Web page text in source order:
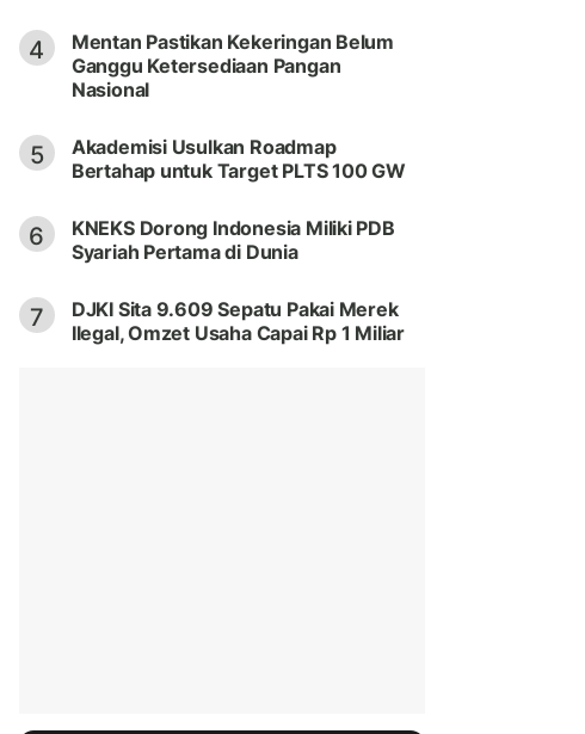
4
Mentan Pastikan Kekeringan Belum
Ganggu Ketersediaan Pangan
Nasional
5
Akademisi Usulkan Roadmap
Bertahap untuk Target PLTS 100 GW
6
KNEKS Dorong Indonesia Miliki PDB
Syariah Pertama di Dunia
7
DJKI Sita 9.609 Sepatu Pakai Merek
Ilegal, Omzet Usaha Capai Rp 1 Miliar